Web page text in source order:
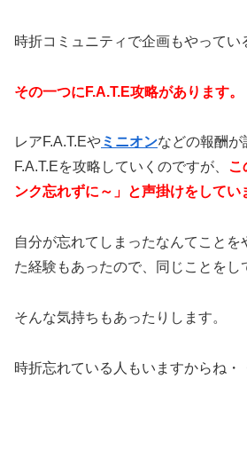
時折コミュニティで企画もやってい
その一つにF.A.T.E攻略があります。
レアF.A.T.Eやミニオンなどの報酬が
F.A.T.Eを攻略していくのですが、 こ
ンク忘れずに～」と声掛けをしてい
自分が忘れてしまったなんてことを
た経験もあったので、同じことをし
そんな気持ちもあったりします。
時折忘れている人もいますからね・